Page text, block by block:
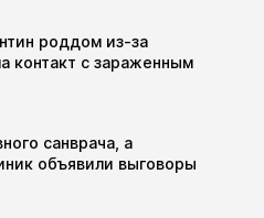
роддом из-за
контакт с зараженным
санврача, а
объявили выговоры